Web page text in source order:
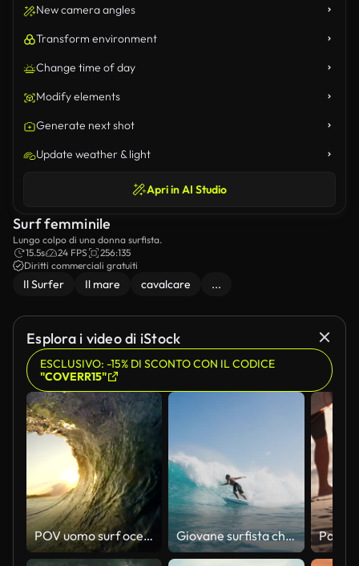
New camera angles
Transform environment
Change time of day
Modify elements
Generate next shot
Update weather & light
Apri in AI Studio
Surf femminile
Lungo colpo di una donna surfista.
15.5s
24 FPS
256:135
Diritti commerciali gratuiti
Il Surfer Il mare cavalcare ...
Esplora i video di iStock
ESCLUSIVO: -15% DI SCONTO CON IL CODICE
"COVERR15"
POV uomo surf oceano onda, HD, al rallentatore Sport estremi Giovane surfista che strappa la svolta nodosa